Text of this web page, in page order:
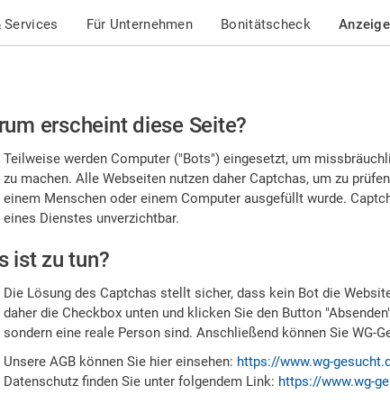
Services Für Unternehmen Bonitätscheck
erscheint diese Seite?
Teilweise werden Computer ("Bots") eingesetzt, um
zu machen. Alle Webseiten nutzen daher Captchas, um zu
einem Menschen oder einem Computer ausgefüllt wurde.
eines Dienstes unverzichtbar.
ist zu tun?
Die Lösung des Captchas stellt sicher, dass kein Bot die
daher die Checkbox unten und klicken Sie den Button
sondern eine reale Person sind. Anschließend können Sie WG-
Unsere AGB können Sie hier einsehen: https://www.wg-
Datenschutz finden Sie unter folgendem Link: https://www.wg-